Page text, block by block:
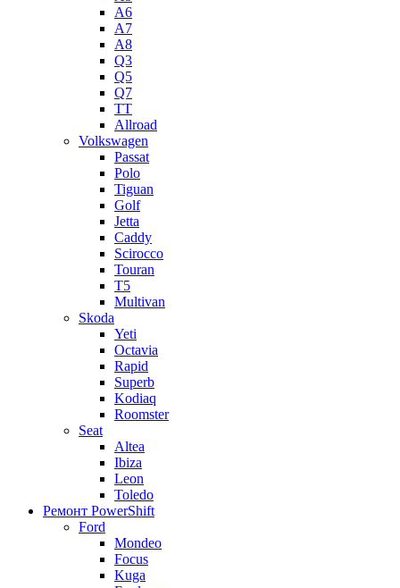
А6
A7
A8
Q3
Q5
Q7
TT
Allroad
Volkswagen
Passat
Polo
Tiguan
Golf
Jetta
Caddy
Scirocco
Touran
T5
Multivan
Skoda
Yeti
Octavia
Rapid
Superb
Kodiaq
Roomster
Seat
Altea
Ibiza
Leon
Toledo
Ремонт PowerShift
Ford
Mondeo
Focus
Kuga